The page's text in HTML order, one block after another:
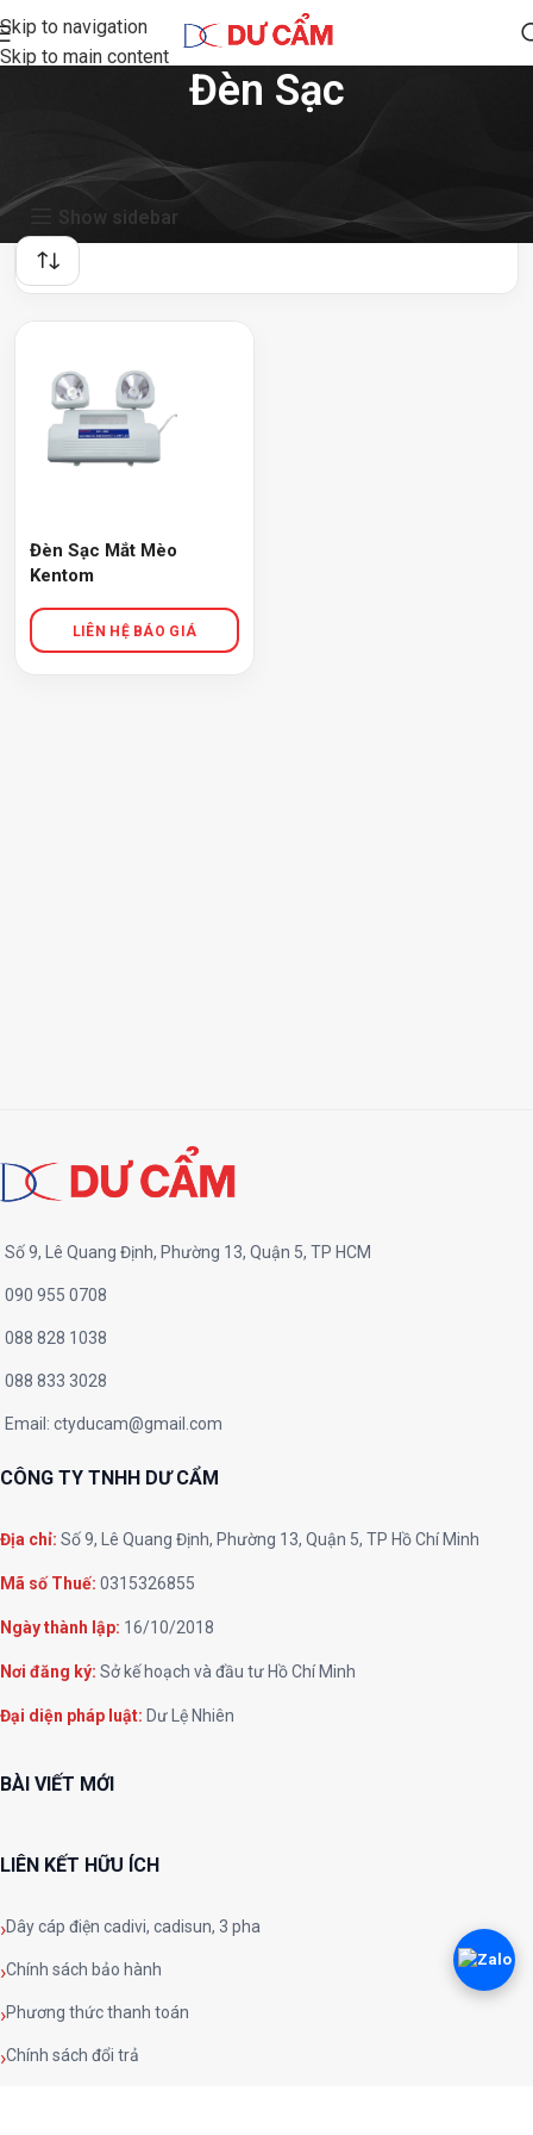
Skip to navigation
Skip to main content
Đèn Sạc
Showing the single result
Show sidebar
Đèn Sạc Mắt Mèo
Kentom
Số 9, Lê Quang Định, Phường 13, Quận 5, TP HCM
090 955 0708
088 828 1038
088 833 3028
Email: ctyducam@gmail.com
CÔNG TY TNHH DƯ CẨM
Địa chỉ: Số 9, Lê Quang Định, Phường 13, Quận 5, TP Hồ Chí Minh
Mã số Thuế: 0315326855
Ngày thành lập: 16/10/2018
Nơi đăng ký: Sở kế hoạch và đầu tư Hồ Chí Minh
Đại diện pháp luật: Dư Lệ Nhiên
BÀI VIẾT MỚI
LIÊN KẾT HỮU ÍCH
Dây cáp điện cadivi, cadisun, 3 pha
Chính sách bảo hành
Phương thức thanh toán
Chính sách đổi trả